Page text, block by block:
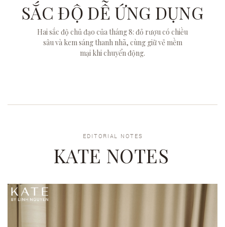
SẮC ĐỘ DỄ ỨNG DỤNG
Hai sắc độ chủ đạo của tháng 8: đỏ rượu có chiều
sâu và kem sáng thanh nhã, cùng giữ vẻ mềm
mại khi chuyển động.
EDITORIAL NOTES
KATE NOTES